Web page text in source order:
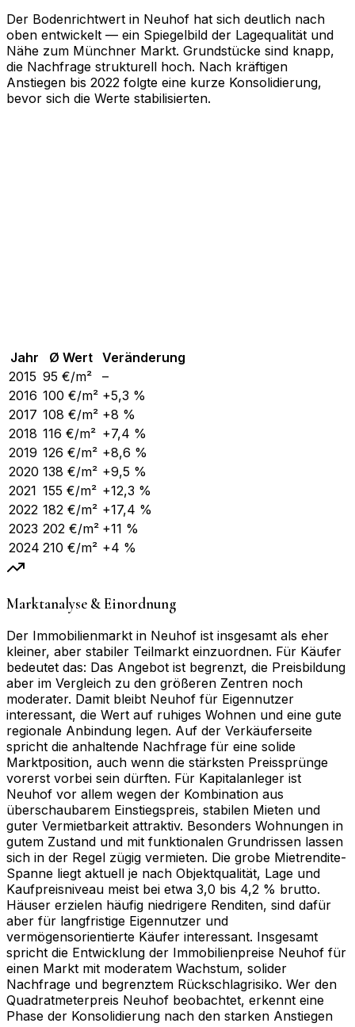
Der Bodenrichtwert in Neuhof hat sich deutlich nach
oben entwickelt — ein Spiegelbild der Lagequalität und
Nähe zum Münchner Markt. Grundstücke sind knapp,
die Nachfrage strukturell hoch. Nach kräftigen
Anstiegen bis 2022 folgte eine kurze Konsolidierung,
bevor sich die Werte stabilisierten.
Jahr Ø Wert Veränderung
2015 95 €/m²
–
2016 100 €/m² +5,3 %
2017 108 €/m² +8 %
2018 116 €/m² +7,4 %
2019 126 €/m² +8,6 %
2020 138 €/m² +9,5 %
2021 155 €/m² +12,3 %
2022 182 €/m² +17,4 %
2023 202 €/m² +11 %
2024 210 €/m² +4 %
Marktanalyse & Einordnung
Der Immobilienmarkt in Neuhof ist insgesamt als eher
kleiner, aber stabiler Teilmarkt einzuordnen. Für Käufer
bedeutet das: Das Angebot ist begrenzt, die Preisbildung
aber im Vergleich zu den größeren Zentren noch
moderater. Damit bleibt Neuhof für Eigennutzer
interessant, die Wert auf ruhiges Wohnen und eine gute
regionale Anbindung legen. Auf der Verkäuferseite
spricht die anhaltende Nachfrage für eine solide
Marktposition, auch wenn die stärksten Preissprünge
vorerst vorbei sein dürften. Für Kapitalanleger ist
Neuhof vor allem wegen der Kombination aus
überschaubarem Einstiegspreis, stabilen Mieten und
guter Vermietbarkeit attraktiv. Besonders Wohnungen in
gutem Zustand und mit funktionalen Grundrissen lassen
sich in der Regel zügig vermieten. Die grobe Mietrendite-
Spanne liegt aktuell je nach Objektqualität, Lage und
Kaufpreisniveau meist bei etwa 3,0 bis 4,2 % brutto.
Häuser erzielen häufig niedrigere Renditen, sind dafür
aber für langfristige Eigennutzer und
vermögensorientierte Käufer interessant. Insgesamt
spricht die Entwicklung der Immobilienpreise Neuhof für
einen Markt mit moderatem Wachstum, solider
Nachfrage und begrenztem Rückschlagrisiko. Wer den
Quadratmeterpreis Neuhof beobachtet, erkennt eine
Phase der Konsolidierung nach den starken Anstiegen